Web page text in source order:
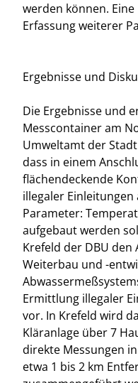
werden können.
Erfassung weiterer
Ergebnisse und
Die Ergebnisse und
Messcontainer am
Umweltamt der
dass in einem
flächendeckende
illegaler
Parameter:
aufgebaut werden
Krefeld der DBU den
Weiterbau und -
Ermittlung illegaler
vor. In Krefeld wird
Kläranlage über 7
direkte Messungen
etwa 1 bis 2 km